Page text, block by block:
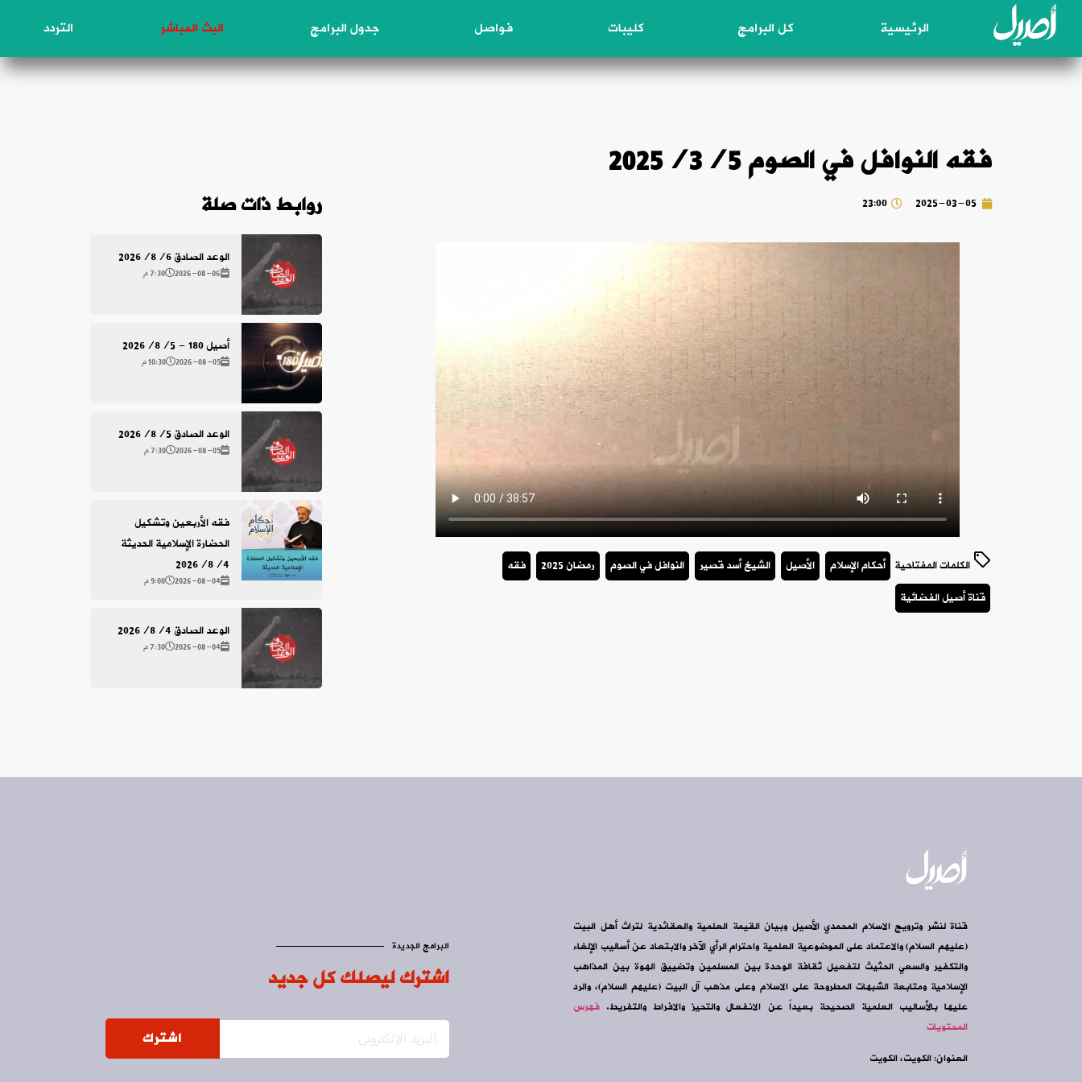
الرئيسية كل البرامج كليبات فواصل جدول البرامج البث المباشر التردد
فقه النوافل في الصوم 2025/3/5
2025-03-05
23:00
الكلمات المفتاحية أحكام الإسلام الأصيل الشيخ أسد قصير النوافل في الصوم رمضان 2025
فقه
قناة أصيل الفضائية
روابط ذات صلة
الوعد الصادق 2026/8/6
2026-08-06 7:30 م
أصيل 180 - 2026/8/5
2026-08-05 10:30 م
الوعد الصادق 2026/8/5
2026-08-05 7:30 م
فقه الأربعين وتشكيل
الحضارة الإسلامية الحديثة
2026/8/4
2026-08-04 9:00 م
الوعد الصادق 2026/8/4
2026-08-04 7:30 م
قناة لنشر وترويج الاسلام المحمدي الأصيل وبيان القيمة العلمية والعقائدية لتراث أهل البيت
(عليهم السلام) والاعتماد على الموضوعية العلمية واحترام الرأي الآخر والابتعاد عن أساليب الإلغاء
والتكفير والسعي الحثيث لتفعيل ثقافة الوحدة بين المسلمين وتضييق الهوة بين المذاهب
الإسلامية ومتابعة الشبهات المطروحة على الاسلام وعلى مذهب آل البيت (عليهم السلام)، والرد
عليها بالأساليب العلمية الصحيحة بعيداً عن الانفعال والتحيز والافراط والتفريط. فهرس
المحتويات
العنوان: الكويت، الكويت
البرامج الجديدة
اشترك ليصلك كل جديد
اشترك